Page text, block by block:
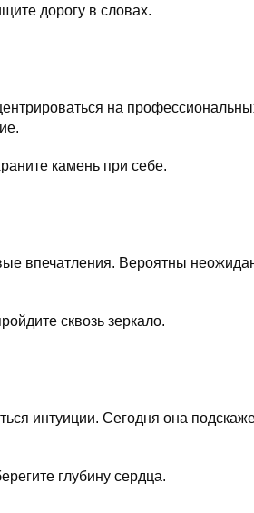
дорогу в словах.
на
камень при себе.
впечатления. Вероятны
сквозь зеркало.
интуиции. Сегодня она
глубину сердца.